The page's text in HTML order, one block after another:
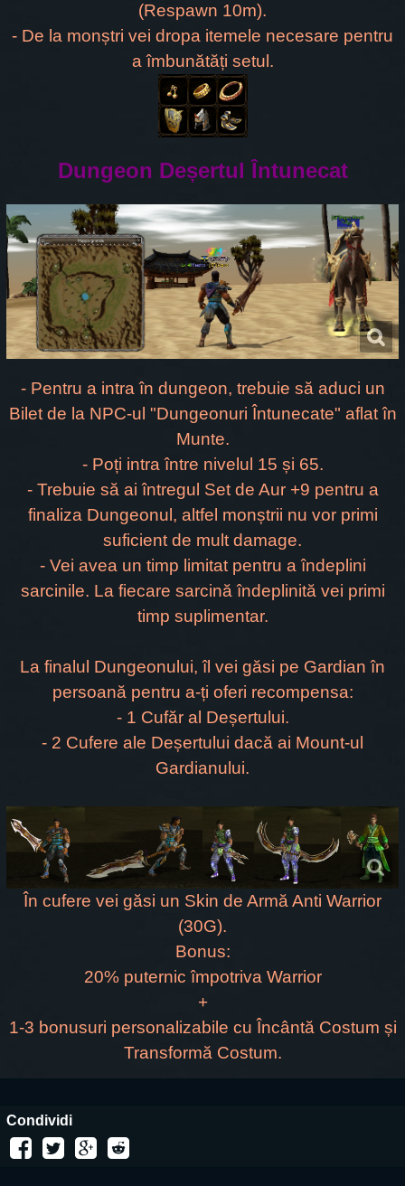
(Respawn 10m).
- De la monștri vei dropa itemele necesare pentru
a îmbunătăți setul.
Dungeon Deșertul Întunecat
- Pentru a intra în dungeon, trebuie să aduci un
Bilet de la NPC-ul "Dungeonuri Întunecate" aflat în
Munte.
- Poți intra între nivelul 15 și 65.
- Trebuie să ai întregul Set de Aur +9 pentru a
finaliza Dungeonul, altfel monștrii nu vor primi
suficient de mult damage.
- Vei avea un timp limitat pentru a îndeplini
sarcinile. La fiecare sarcină îndeplinită vei primi
timp suplimentar.
La finalul Dungeonului, îl vei găsi pe Gardian în
persoană pentru a-ți oferi recompensa:
- 1 Cufăr al Deșertului.
- 2 Cufere ale Deșertului dacă ai Mount-ul
Gardianului.
În cufere vei găsi un Skin de Armă Anti Warrior
(30G).
Bonus:
20% puternic împotriva Warrior
+
1-3 bonusuri personalizabile cu Încântă Costum și
Transformă Costum.
Condividi